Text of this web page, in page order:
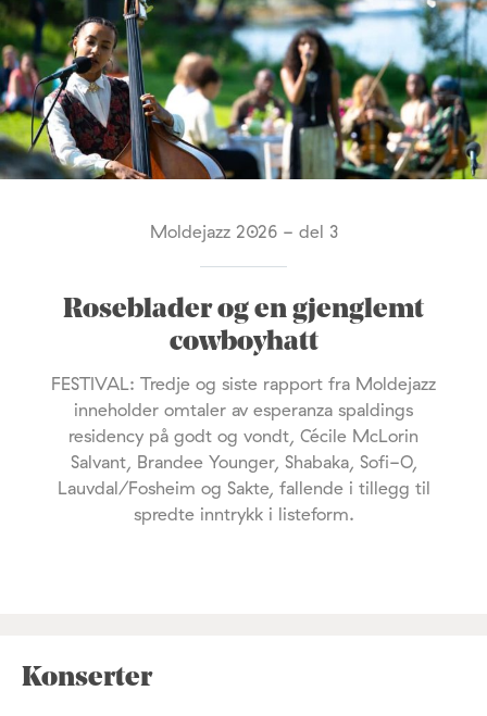
Moldejazz 2026 - del 3
Roseblader og en gjenglemt
cowboyhatt
FESTIVAL: Tredje og siste rapport fra Moldejazz
inneholder omtaler av esperanza spaldings
residency på godt og vondt, Cécile McLorin
Salvant, Brandee Younger, Shabaka, Sofi-O,
Lauvdal/Fosheim og Sakte, fallende i tillegg til
spredte inntrykk i listeform.
Konserter